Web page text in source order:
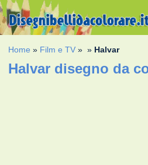
Home » Film e TV » » Halvar
Halvar disegno da